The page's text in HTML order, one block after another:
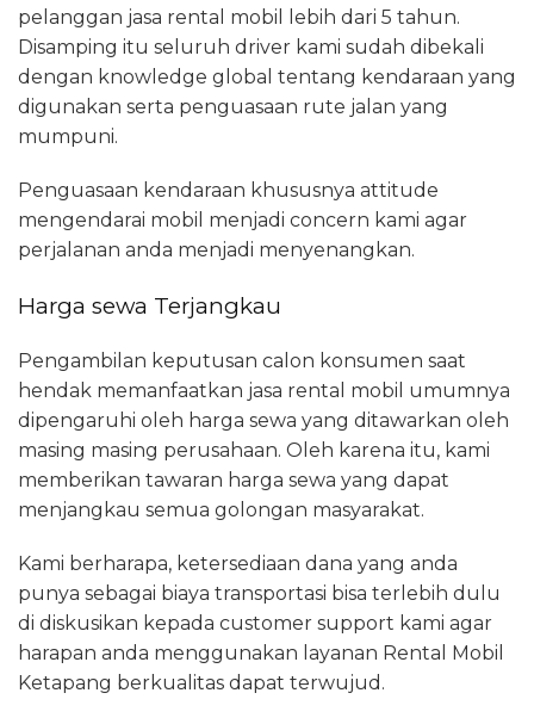
pelanggan jasa rental mobil lebih dari 5 tahun.
Disamping itu seluruh driver kami sudah dibekali
dengan knowledge global tentang kendaraan yang
digunakan serta penguasaan rute jalan yang
mumpuni.
Penguasaan kendaraan khususnya attitude
mengendarai mobil menjadi concern kami agar
perjalanan anda menjadi menyenangkan.
Harga sewa Terjangkau
Pengambilan keputusan calon konsumen saat
hendak memanfaatkan jasa rental mobil umumnya
dipengaruhi oleh harga sewa yang ditawarkan oleh
masing masing perusahaan. Oleh karena itu, kami
memberikan tawaran harga sewa yang dapat
menjangkau semua golongan masyarakat.
Kami berharapa, ketersediaan dana yang anda
punya sebagai biaya transportasi bisa terlebih dulu
di diskusikan kepada customer support kami agar
harapan anda menggunakan layanan Rental Mobil
Ketapang berkualitas dapat terwujud.